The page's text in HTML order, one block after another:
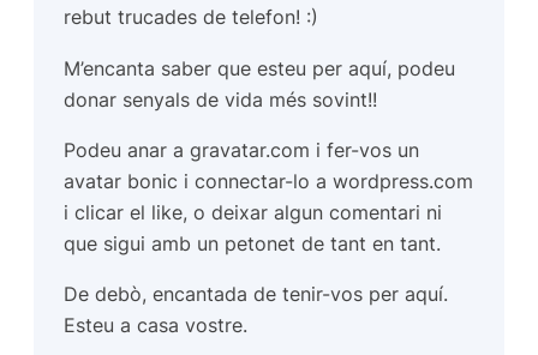
rebut trucades de telefon! :)
M’encanta saber que esteu per aquí, podeu
donar senyals de vida més sovint!!
Podeu anar a gravatar.com i fer-vos un
avatar bonic i connectar-lo a wordpress.com
i clicar el like, o deixar algun comentari ni
que sigui amb un petonet de tant en tant.
De debò, encantada de tenir-vos per aquí.
Esteu a casa vostre.